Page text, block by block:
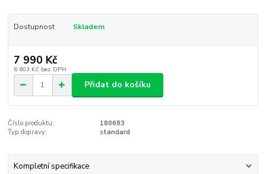
Dostupnost Skladem
7 990 Kč
6 603 Kč bez DPH
Přidat do košíku
Číslo produktu:
180683
Typ dopravy:
standard
Kompletní specifikace